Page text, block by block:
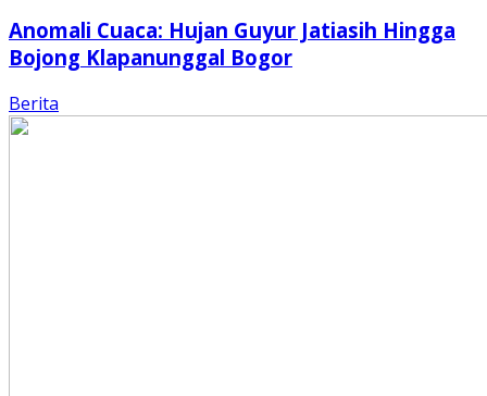
Anomali Cuaca: Hujan Guyur Jatiasih Hingga
Bojong Klapanunggal Bogor
Berita